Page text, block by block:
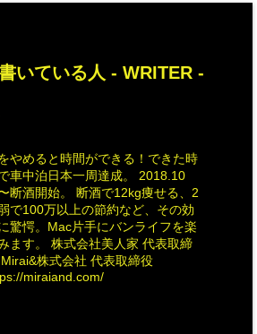
いている人 - WRITER -
やめると時間ができる！できた時
車中泊日本一周達成。 2018.10
断酒開始。 断酒で12kg痩せる、2
で100万以上の節約など、その効
驚愕。Mac片手にバンライフを楽
ます。 株式会社美人家 代表取締
株式会社 代表取締役
miraiand.com/